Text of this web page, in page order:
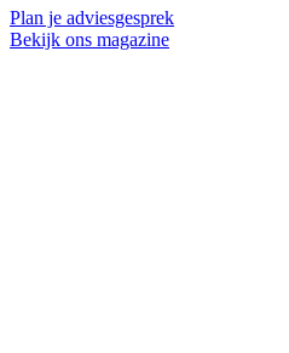
Plan je adviesgesprek
Bekijk ons magazine